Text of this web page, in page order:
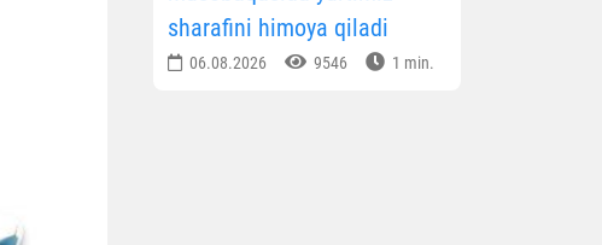
sharafini himoya qiladi
06.08.2026 9546 1 min.